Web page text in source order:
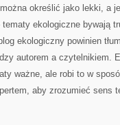
określić jako lekki, a
ekologiczne bywają
ekologiczny powinien
autorem a czytelnikiem.
ważne, ale robi to w
aby zrozumieć sens